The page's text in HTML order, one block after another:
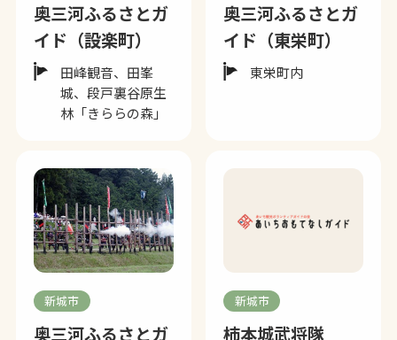
奥三河ふるさとガ
イド（設楽町）
田峰観音、田峯
城、段戸裏谷原生
林「きららの森」
奥三河ふるさとガ
イド（東栄町）
東栄町内
新城市
奥三河ふるさとガ
新城市
柿本城武将隊